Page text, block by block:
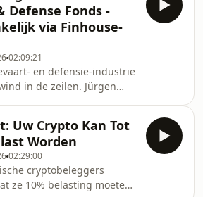
de Digital Currency
Hij investeert al sinds 2017
een boek over
bouwt vandaag aan een
rond betrouwbare
en
podcast #35
Defense Fonds -
via Finhouse-
02:09:21
en defensie-industrie
in de zeilen. Jürgen
is een van de
ondernemers van België
van Smartfin. Hij
mee in groeibedrijven
Uw Crypto Kan Tot
Worden
02:29:00
cryptobeleggers
ze 10% belasting moeten